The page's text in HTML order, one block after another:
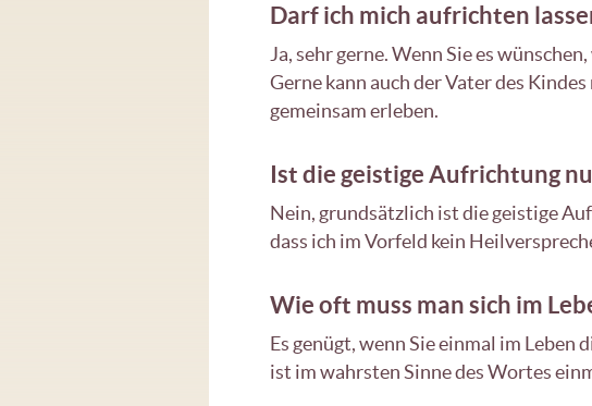
Darf ich mich aufrichten
Ja, sehr gerne. Wenn Sie es
Gerne kann auch der Vater des
gemeinsam erleben.
Ist die geistige Aufrichtung
Nein, grundsätzlich ist die geistige
dass ich im Vorfeld kein
Wie oft muss man sich im
Es genügt, wenn Sie einmal im
ist im wahrsten Sinne des Wortes